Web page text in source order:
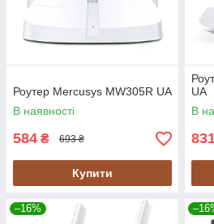
Роутер Mercusys MW305R UA
В наявності
584 ₴ 693 ₴
Купити
UA
В
–16%